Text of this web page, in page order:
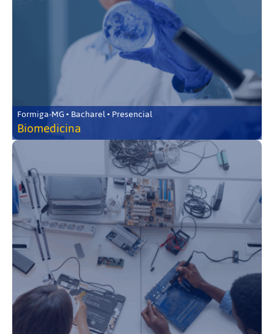
Formiga-MG • Bacharel • Presencial
Biomedicina